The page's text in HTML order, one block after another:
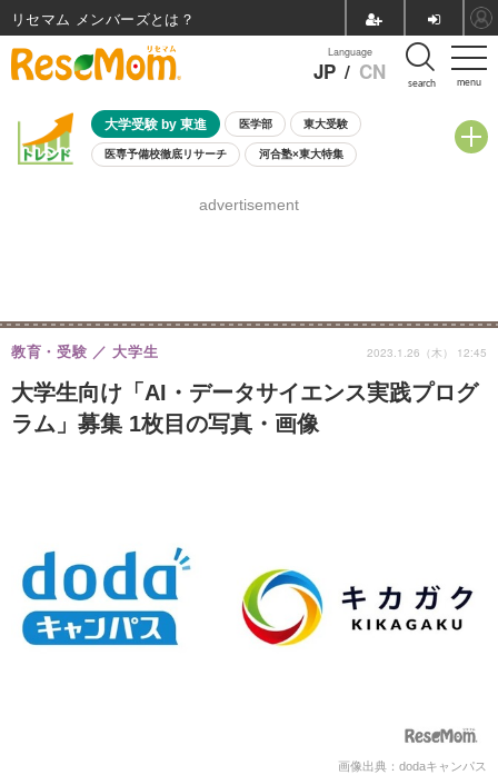
menu
Language
JP / CN search
大学受験 by 東進 医学部 東大受験
医専予備校徹底リサーチ 河合塾×東大特集
8月開催学校説明会・相談会
advertisement
大学生向け「AI・データサイエンス実践プログ
ラム」募集 1枚目の写真・画像
教育・受験 大学生 2023.1.26（木） 12:45
画像出典：dodaキャンパス
リセマム メンバーズ